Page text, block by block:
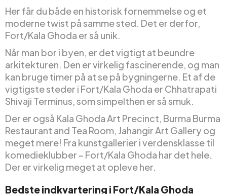
Her får du både en historisk fornemmelse og et
moderne twist på samme sted. Det er derfor,
Fort/Kala Ghoda er så unik.
Når man bor i byen, er det vigtigt at beundre
arkitekturen. Den er virkelig fascinerende, og man
kan bruge timer på at se på bygningerne. Et af de
vigtigste steder i Fort/Kala Ghoda er Chhatrapati
Shivaji Terminus, som simpelthen er så smuk.
Der er også Kala Ghoda Art Precinct, Burma Burma
Restaurant and Tea Room, Jahangir Art Gallery og
meget mere! Fra kunstgallerier i verdensklasse til
komedieklubber – Fort/Kala Ghoda har det hele.
Der er virkelig meget at opleve her.
Bedste indkvartering i Fort/Kala Ghoda